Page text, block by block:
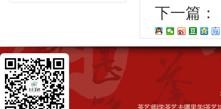
下一篇：
茶艺师|学茶艺去哪里学|茶艺